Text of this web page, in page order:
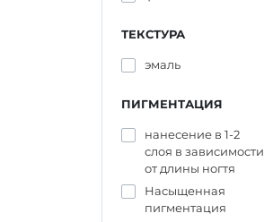
ТЕКСТУРА
эмаль
ПИГМЕНТАЦИЯ
нанесение в 1-2
слоя в зависимости
от длины ногтя
Насыщенная
пигментация